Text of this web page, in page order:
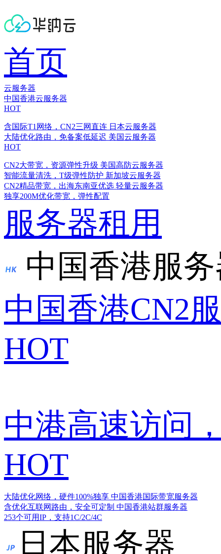
首页
云服务器
中国香港云服务器
HOT
含国际T1网络，CN2三网直连 日本云服务器
大陆优化路由，免备案低延迟 美国云服务器
HOT
CN2大带宽，资源弹性升级 美国高防云服务器
智能流量清洗，T级弹性防护 新加坡云服务器
CN2精品带宽，出海东南亚优选 轻量云服务器
独享200M优化带宽，弹性配置
服务器租用
中国香港服
中国香港CN2
HOT
中港高速访问
HOT
大陆优化网络，硬件100%独享 中国香港国际带宽服务器
含优化互联网路由，安全可定制 中国香港站群服务器
253个可用IP，支持1C/2C/4C
日本服务器